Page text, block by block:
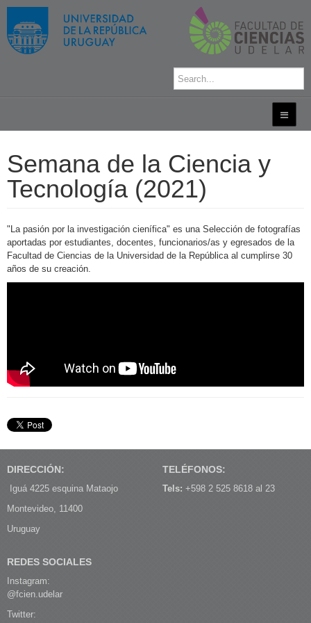
Semana de la Ciencia y
Tecnología (2021)
"La pasión por la investigación cienífica" es una Selección de fotografías
aportadas por estudiantes, docentes, funcionarios/as y egresados de la
Facultad de Ciencias de la Universidad de la República al cumplirse 30
años de su creación.
DIRECCIÓN:
Iguá 4225 esquina Mataojo
Montevideo, 11400
Uruguay
TELÉFONOS:
Tels: +598 2 525 8618 al 23
REDES SOCIALES
Instagram:
@fcien.udelar
Twitter: